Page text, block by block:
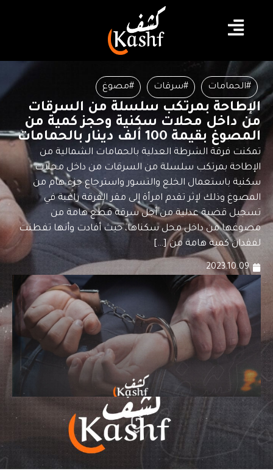
#الحمامات #سرقات #مصوغ
الإطاحة بمرتكب سلسلة من السرقات
من داخل محلات سكنية وحجز كمية من
المصوغ بقيمة 100 ألف دينار بالحمامات
تمكنت فرقة الشرطة العدلية بالحمامات الشمالية من
الإطاحة بمرتكب سلسلة من السرقات من داخل محلات
سكنية باستعمال الخلع والتسور واسترجاع جزء هام من
المصوغ وذلك لإثر تقدم امرأة إلى مقر الفرقة راغبة في
تسجيل قضية عدلية من أجل سرقة قطع هامة من
مصوغها من داخل محل سكناها، حيث أفادت وأنها تفطنت
لفقدان كمية هامة من […]
2023.10.09